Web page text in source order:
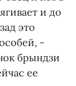
и до
это
-
брындзи
ее